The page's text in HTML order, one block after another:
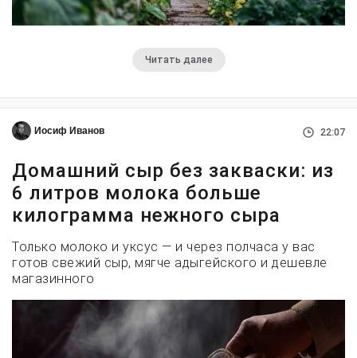
Читать далее
Иосиф Иванов 22:07
Домашний сыр без закваски: из
6 литров молока больше
килограмма нежного сыра
Только молоко и уксус — и через полчаса у вас
готов свежий сыр, мягче адыгейского и дешевле
магазинного